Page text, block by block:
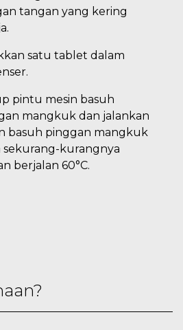
tangan yang kering
satu tablet dalam
pintu mesin basuh
mangkuk dan jalankan
basuh pinggan mangkuk
sekurang-kurangnya
berjalan 60°C.